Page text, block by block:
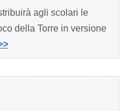
agli scolari le
della Torre in versione